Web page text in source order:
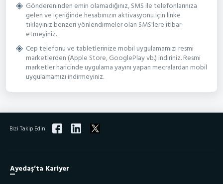
Göndereninden emin olamadığınız, SMS ile telefonlarınıza
gelen ve içeriğinde hesabınızın aktivasyonu için linke
tıklayınız benzeri yönlendirmeler olan SMS'lere itibar
etmeyiniz.
Cep telefonu ve tabletlerinize mobil uygulamamızı resmi
marketlerden (Apple Store, GooglePlay vb.) indiriniz. Resmi
marketler haricinde uygulama yayını yapan mecralardan mobil
uygulamamızı indirmeyiniz.
Bizi Takip Edin
Ayedaş’ta Kariyer